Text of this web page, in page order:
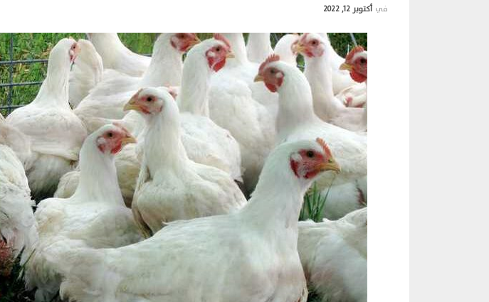
في أكتوبر 12, 2022